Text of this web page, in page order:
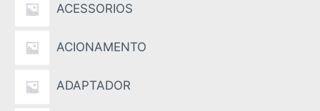
ACESSORIOS
ACIONAMENTO
ADAPTADOR